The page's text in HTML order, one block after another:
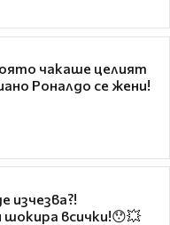
чакаше целият
Роналдо се жени!
изчезва?!
всички!😯💥